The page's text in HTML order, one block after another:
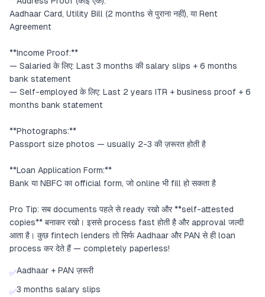
Aadhaar Card, Utility Bill (2 months से पुराना नहीं), या Rent
Agreement
**Income Proof:**
— Salaried के लिए: Last 3 months की salary slips + 6 months
bank statement
— Self-employed के लिए: Last 2 years ITR + business proof + 6
months bank statement
**Photographs:**
Passport size photos — usually 2-3 की ज़रूरत होती है
**Loan Application Form:**
Bank या NBFC का official form, जो online भी fill हो सकता है
Pro Tip: सब documents पहले से ready रखो और **self-attested
copies** बनाकर रखो। इससे process fast होती है और approval जल्दी
आता है। कुछ fintech lenders तो सिर्फ Aadhaar और PAN से ही loan
process कर देते हैं — completely paperless!
✅Aadhaar + PAN ज़रूरी
✅3 months salary slips